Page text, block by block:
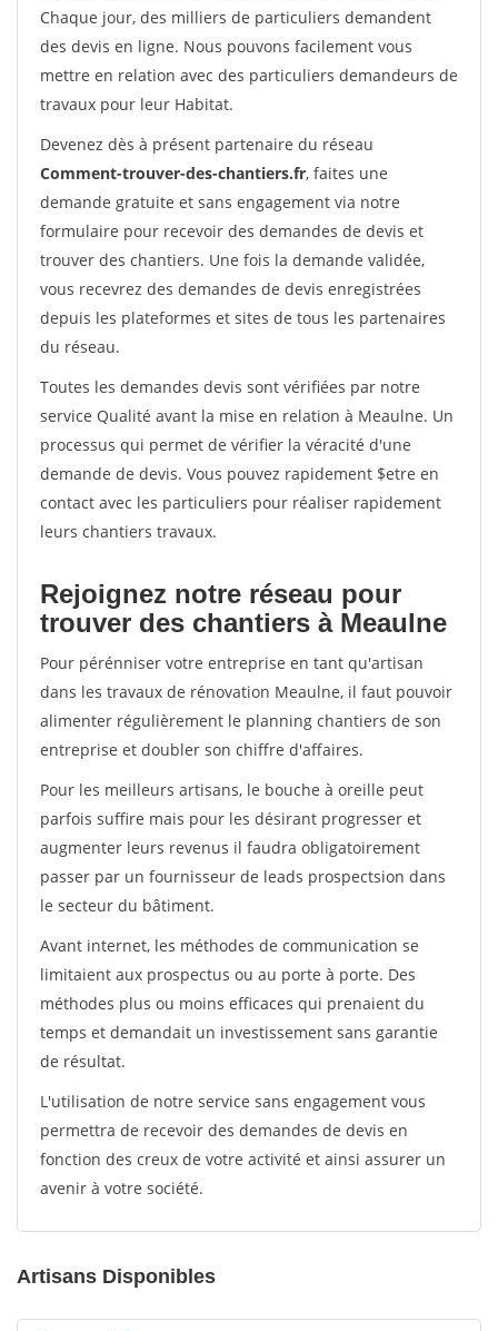
Chaque jour, des milliers de particuliers demandent
des devis en ligne. Nous pouvons facilement vous
mettre en relation avec des particuliers demandeurs de
travaux pour leur Habitat.
Devenez dès à présent partenaire du réseau
Comment-trouver-des-chantiers.fr, faites une
demande gratuite et sans engagement via notre
formulaire pour recevoir des demandes de devis et
trouver des chantiers. Une fois la demande validée,
vous recevrez des demandes de devis enregistrées
depuis les plateformes et sites de tous les partenaires
du réseau.
Toutes les demandes devis sont vérifiées par notre
service Qualité avant la mise en relation à Meaulne. Un
processus qui permet de vérifier la véracité d'une
demande de devis. Vous pouvez rapidement $etre en
contact avec les particuliers pour réaliser rapidement
leurs chantiers travaux.
Rejoignez notre réseau pour
trouver des chantiers à Meaulne
Pour pérénniser votre entreprise en tant qu'artisan
dans les travaux de rénovation Meaulne, il faut pouvoir
alimenter régulièrement le planning chantiers de son
entreprise et doubler son chiffre d'affaires.
Pour les meilleurs artisans, le bouche à oreille peut
parfois suffire mais pour les désirant progresser et
augmenter leurs revenus il faudra obligatoirement
passer par un fournisseur de leads prospectsion dans
le secteur du bâtiment.
Avant internet, les méthodes de communication se
limitaient aux prospectus ou au porte à porte. Des
méthodes plus ou moins efficaces qui prenaient du
temps et demandait un investissement sans garantie
de résultat.
L'utilisation de notre service sans engagement vous
permettra de recevoir des demandes de devis en
fonction des creux de votre activité et ainsi assurer un
avenir à votre société.
Artisans Disponibles